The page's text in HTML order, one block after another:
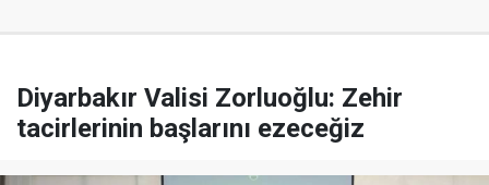
Diyarbakır Valisi Zorluoğlu: Zehir
tacirlerinin başlarını ezeceğiz